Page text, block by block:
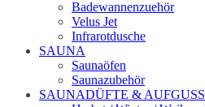
Badewannenzuehör
Velus Jet
Infrarotdusche
SAUNA
Saunaöfen
Saunazubehör
SAUNADÜFTE &